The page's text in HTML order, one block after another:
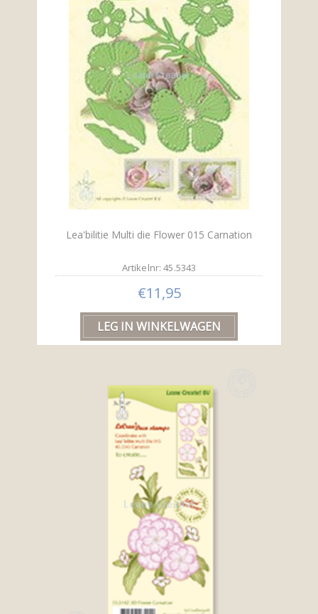
Lea'bilitie Multi die Flower 015 Carnation
Artikelnr: 45.5343
€11,95